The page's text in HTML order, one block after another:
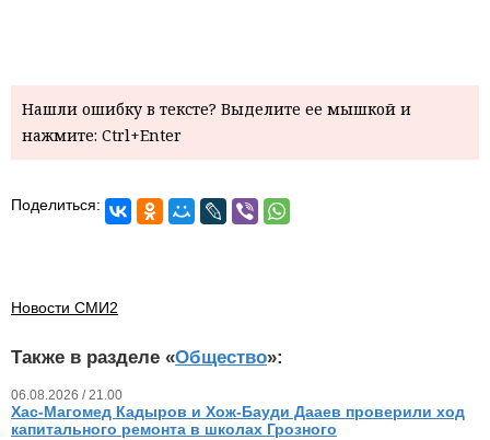
Нашли ошибку в тексте? Выделите ее мышкой и
нажмите: Ctrl+Enter
Поделиться:
Новости СМИ2
Также в разделе «Общество»:
06.08.2026 / 21.00
Хас-Магомед Кадыров и Хож-Бауди Дааев проверили ход
капитального ремонта в школах Грозного